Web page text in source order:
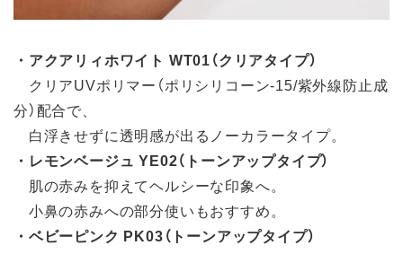
・アクアリィホワイト WT01（クリアタイプ）
クリアUVポリマー（ポリシリコーン-15/紫外線防止成
分）配合で、
白浮きせずに透明感が出るノーカラータイプ。
・レモンベージュ YE02（トーンアップタイプ）
肌の赤みを抑えてヘルシーな印象へ。
小鼻の赤みへの部分使いもおすすめ。
・ベビーピンク PK03（トーンアップタイプ）